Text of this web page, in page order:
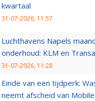
kwartaal
31-07-2026, 11:57
Luchthavens Napels
onderhoud: KLM en
31-07-2026, 11:28
Einde van een tijdperk:
neemt afscheid van